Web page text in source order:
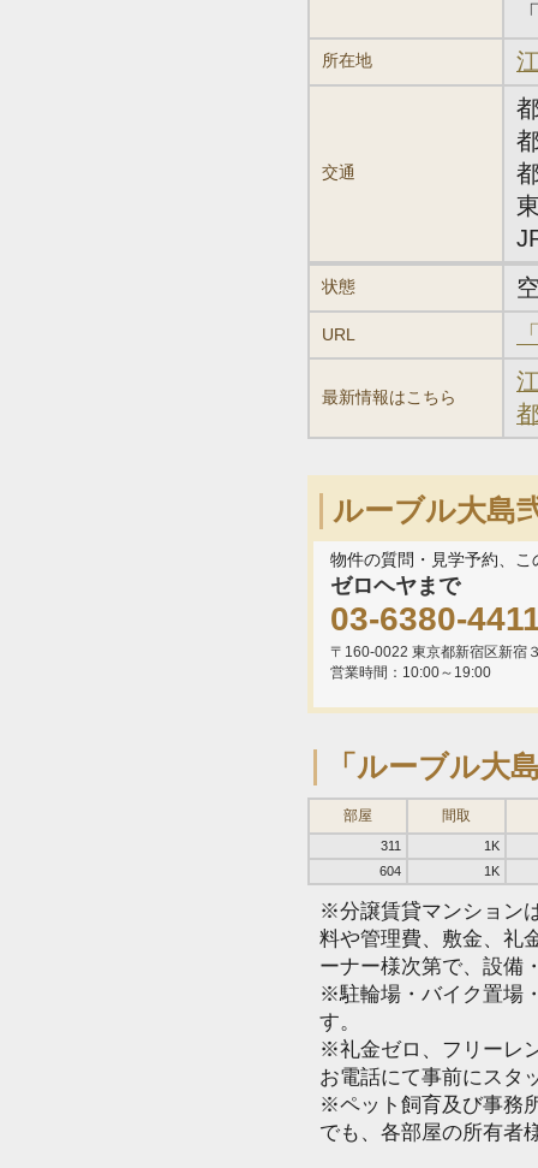
所在地
交通
状態
URL
最新情報はこちら
ルーブル大島
物件の質問・見学予約、
ゼロヘヤまで
03-6380-
〒160-0022 東京都新宿区新宿
営業時間：10:00～19:00
「ルーブル大
部屋 間取
311
1K
604
1K
※分譲賃貸マンション
料や管理費、敷金、礼
ーナー様次第で、設備
※駐輪場・バイク置場
す。
※礼金ゼロ、フリーレ
お電話にて事前にスタ
※ペット飼育及び事務
でも、各部屋の所有者